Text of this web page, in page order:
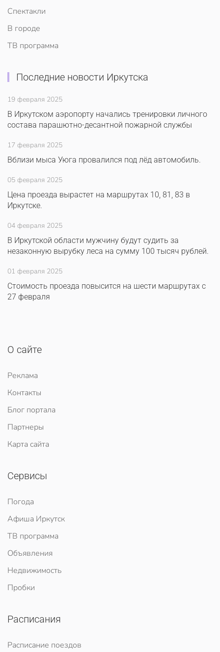
Спектакли
В городе
ТВ программа
Последние новости Иркутска
19 февраля 2025
В Иркутском аэропорту начались тренировки личного
состава парашютно-десантной пожарной службы
17 февраля 2025
Вблизи мыса Уюга провалился под лёд автомобиль.
05 февраля 2025
Цена проезда вырастет на маршрутах 10, 81, 83 в
Иркутске.
04 февраля 2025
В Иркутской области мужчину будут судить за
незаконную вырубку леса на сумму 100 тысяч рублей.
01 февраля 2025
Стоимость проезда повысится на шести маршрутах с
27 февраля
О сайте
Реклама
Контакты
Блог портала
Партнеры
Карта сайта
Сервисы
Погода
Афиша Иркутск
ТВ программа
Объявления
Недвижимость
Пробки
Расписания
Расписание поездов